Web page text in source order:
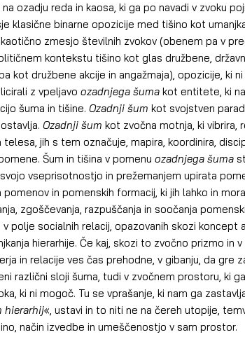
ozadju reda in kaosa, ki ga po navadi v zvoku
klasične binarne opozicije med tišino kot
zmesjo številnih zvokov (obenem pa v
kontekstu tišino kot glas družbene,
kot družbene akcije in angažmaja), opozicije, ki
z vpeljavo ozadnjega šuma kot entitete, ki
šuma in tišine. Ozadnji šum kot svojstven
Ozadnji šum kot zvočna motnja, ki vibrira,
jih s tem označuje, mapira, koordinira,
Šum in tišina v pomenu ozadnjega šuma
vseprisotnostjo in prežemanjem upirata
in pomenskih formacij, ki jih lahko in
zgoščevanja, razpuščanja in soočanja
polje socialnih relacij, opazovanih skozi koncept
hierarhije. Če kaj, skozi to zvočno prizmo in
in relacije ves čas prehodne, v gibanju, da gre
različni sloji šuma, tudi v zvočnem prostoru, ki
ki ni mogoč. Tu se vprašanje, ki nam ga
hierarhij«, ustavi in to niti ne na čereh utopije,
način izvedbe in umeščenostjo v sam prostor.